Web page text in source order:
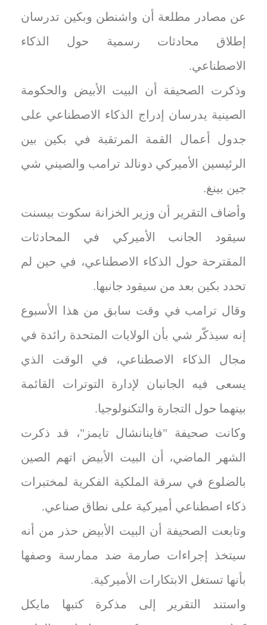
عن ⁠مصادر مطلعة أن واشنطن وبكين تدرسان
إطلاق محادثات رسمية حول الذكاء
الاصطناعي.
وذكرت الصحيفة أن البيت الأبيض والحكومة
‌الصينية يدرسان إدراج الذكاء الاصطناعي على
جدول أعمال ‌القمة ‌المرتقبة في بكين بين
الرئيسين الأميركي دونالد ترامب والصيني شي
جين بينغ.
وأضاف التقرير ‌أن وزير الخزانة ‌سكوت ⁠بيسنت
سيقود الجانب الأميركي في المحادثات
المقترحة حول الذكاء الاصطناعي، في ⁠حين ‌لم
تحدد بكين بعد من ⁠سيقود جانبها.
وقال ⁠ترامب في وقت سابق من هذا الأسبوع
إنه سيذكّر شي بأن الولايات المتحدة رائدة في
مجال الذكاء الاصطناعي، في الوقت الذي
يسعى فيه الجانبان ‌لإدارة التوترات القائمة
بينهما حول التجارة والتكنولوجيا.
وكانت صحيفة "فاينانشال ⁠تايمز"، قد ذكرت
الشهر الماضي، أن البيت الأبيض اتهم الصين
بالضلوع في ‌سرقة الملكية الفكرية لمختبرات
ذكاء اصطناعي ‌أميركية ‌على نطاق صناعي.
وتابعت الصحيفة أن البيت الأبيض حذر من أنه
سيتخذ ‌إجراءات صارمة ‌ضد ⁠ممارسة وصفها
بأنها تستغل الابتكارات الأميركية.
واستند ⁠التقرير ‌إلى مذكرة كتبها ⁠مايكل